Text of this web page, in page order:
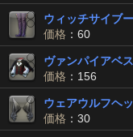
ウィッチサイブ
価格 ：60
ヴァンパイアベ
価格 ：156
ウェアウルフヘ
価格 ：30